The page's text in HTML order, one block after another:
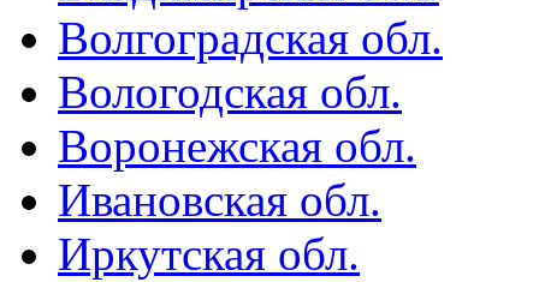
Волгоградская обл.
Вологодская обл.
Воронежская обл.
Ивановская обл.
Иркутская обл.